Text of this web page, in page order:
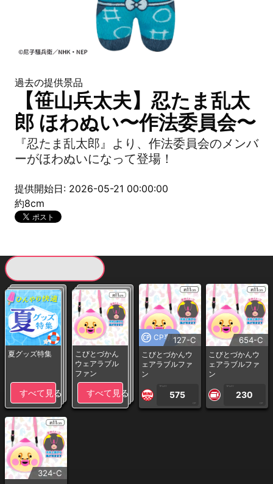
過去の提供景品
【笹山兵太夫】忍たま乱太
郎 ほわぬい〜作法委員会〜
『忍たま乱太郎』より、作法委員会のメンバ
ーがほわぬいになって登場！
提供開始日: 2026-05-21 00:00:00
約8cm
夏グッズ特集
すべて見る
こびとづかん
ウェアラブル
ファン
すべて見る
CP専用127-C
こびとづかんウ
ェアラブルファ
ン
1PLAY
575
CP
654-C
こびとづかんウ
ェアラブルファ
ン
1PLAY
230
CP
324-C